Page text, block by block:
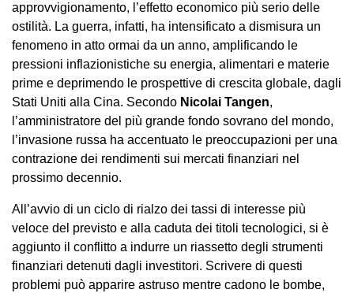
approvvigionamento, l’effetto economico più serio delle
ostilità. La guerra, infatti, ha intensificato a dismisura un
fenomeno in atto ormai da un anno, amplificando le
pressioni inflazionistiche su energia, alimentari e materie
prime e deprimendo le prospettive di crescita globale, dagli
Stati Uniti alla Cina. Secondo Nicolai Tangen,
l’amministratore del più grande fondo sovrano del mondo,
l’invasione russa ha accentuato le preoccupazioni per una
contrazione dei rendimenti sui mercati finanziari nel
prossimo decennio.
All’avvio di un ciclo di rialzo dei tassi di interesse più
veloce del previsto e alla caduta dei titoli tecnologici, si è
aggiunto il conflitto a indurre un riassetto degli strumenti
finanziari detenuti dagli investitori. Scrivere di questi
problemi può apparire astruso mentre cadono le bombe,